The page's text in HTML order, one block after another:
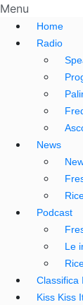
Menu
Home
Radio
News
Podcast
Le
Classifica
Kiss Kiss